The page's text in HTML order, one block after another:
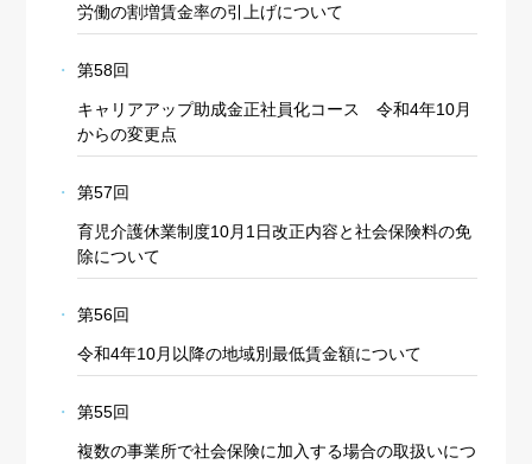
労働の割増賃金率の引上げについて
第58回
キャリアアップ助成金正社員化コース 令和4年10月
からの変更点
第57回
育児介護休業制度10月1日改正内容と社会保険料の免
除について
第56回
令和4年10月以降の地域別最低賃金額について
第55回
複数の事業所で社会保険に加入する場合の取扱いにつ